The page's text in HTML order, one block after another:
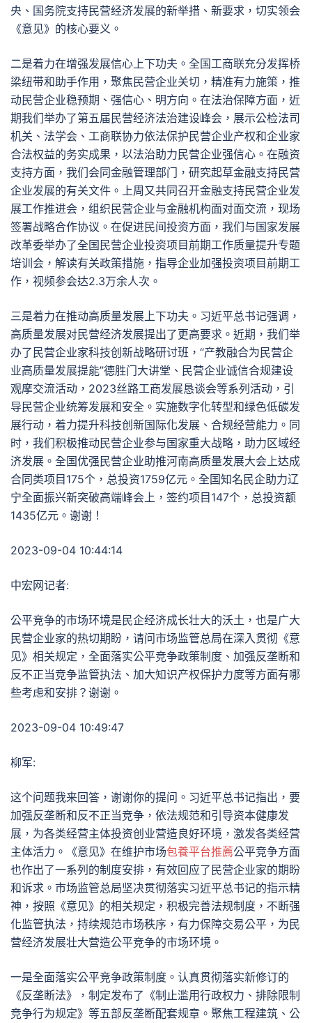
央、国务院支持民营经济发展的新举措、新要求，切实领会
《意见》的核心要义。
二是着力在增强发展信心上下功夫。全国工商联充分发挥桥
梁纽带和助手作用，聚焦民营企业关切，精准有力施策，推
动民营企业稳预期、强信心、明方向。在法治保障方面，近
期我们举办了第五届民营经济法治建设峰会，展示公检法司
机关、法学会、工商联协力依法保护民营企业产权和企业家
合法权益的务实成果，以法治助力民营企业强信心。在融资
支持方面，我们会同金融管理部门，研究起草金融支持民营
企业发展的有关文件。上周又共同召开金融支持民营企业发
展工作推进会，组织民营企业与金融机构面对面交流，现场
签署战略合作协议。在促进民间投资方面，我们与国家发展
改革委举办了全国民营企业投资项目前期工作质量提升专题
培训会，解读有关政策措施，指导企业加强投资项目前期工
作，视频参会达2.3万余人次。
三是着力在推动高质量发展上下功夫。习近平总书记强调，
高质量发展对民营经济发展提出了更高要求。近期，我们举
办了民营企业家科技创新战略研讨班，“产教融合为民营企
业高质量发展提能”德胜门大讲堂、民营企业诚信合规建设
观摩交流活动，2023丝路工商发展恳谈会等系列活动，引
导民营企业统筹发展和安全。实施数字化转型和绿色低碳发
展行动，着力提升科技创新国际化发展、合规经营能力。同
时，我们积极推动民营企业参与国家重大战略，助力区域经
济发展。全国优强民营企业助推河南高质量发展大会上达成
合同类项目175个，总投资1759亿元。全国知名民企助力辽
宁全面振兴新突破高端峰会上，签约项目147个，总投资额
1435亿元。谢谢！
2023-09-04 10:44:14
中宏网记者:
公平竞争的市场环境是民企经济成长壮大的沃土，也是广大
民营企业家的热切期盼，请问市场监管总局在深入贯彻《意
见》相关规定，全面落实公平竞争政策制度、加强反垄断和
反不正当竞争监管执法、加大知识产权保护力度等方面有哪
些考虑和安排？谢谢。
2023-09-04 10:49:47
柳军:
这个问题我来回答，谢谢你的提问。习近平总书记指出，要
加强反垄断和反不正当竞争，依法规范和引导资本健康发
展，为各类经营主体投资创业营造良好环境，激发各类经营
主体活力。《意见》在维护市场包養平台推薦公平竞争方面
也作出了一系列的制度安排，有效回应了民营企业家的期盼
和诉求。市场监管总局坚决贯彻落实习近平总书记的指示精
神，按照《意见》的相关规定，积极完善法规制度，不断强
化监管执法，持续规范市场秩序，有力保障交易公平，为民
营经济发展壮大营造公平竞争的市场环境。
一是全面落实公平竞争政策制度。认真贯彻落实新修订的
《反垄断法》，制定发布了《制止滥用行政权力、排除限制
竞争行为规定》等五部反垄断配套规章。聚焦工程建筑、公